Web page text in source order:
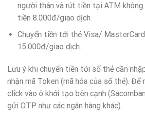
người thân và rút tiền tại ATM không
tiền 8.000đ/giao dịch.
Chuyển tiền tới thẻ Visa/
15.000đ/giao dịch.
Lưu ý khi chuyển tiền tới số thẻ cần
nhận mã Token (mã hóa của số thẻ). Để
click vào ô khởi tạo bên cạnh
gửi OTP như các ngân hàng khác).